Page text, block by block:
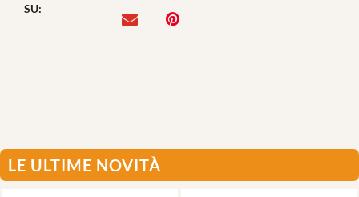
SU:
LE ULTIME NOVITÀ